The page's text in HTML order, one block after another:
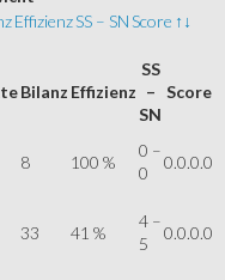
EffizienzSS – SNScore ↑↓
Bilanz Effizienz
SS
–
SN
Score
8 100 %
0 –
0
0.0.0.0
33 41 %
4 –
5
0.0.0.0